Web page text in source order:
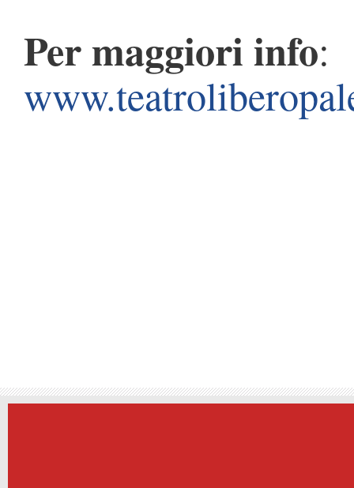
Per maggiori info: